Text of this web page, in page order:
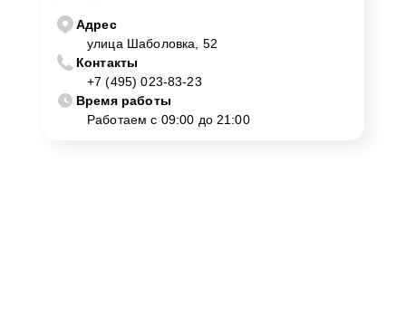
Адрес
улица Шаболовка, 52
Контакты
+7 (495) 023-83-23
Время работы
Работаем с 09:00 до 21:00